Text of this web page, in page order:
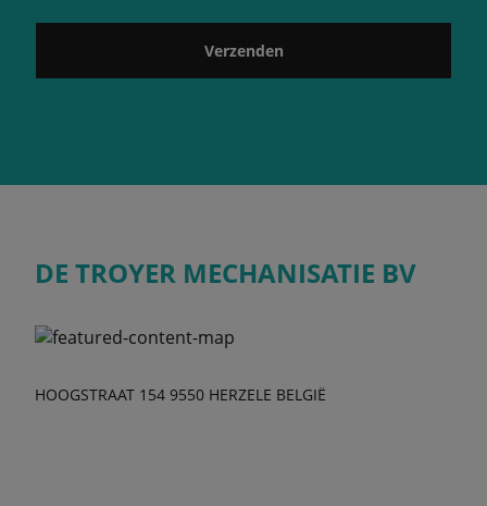
Verzenden
DE TROYER MECHANISATIE BV
HOOGSTRAAT 154 9550 HERZELE BELGIË